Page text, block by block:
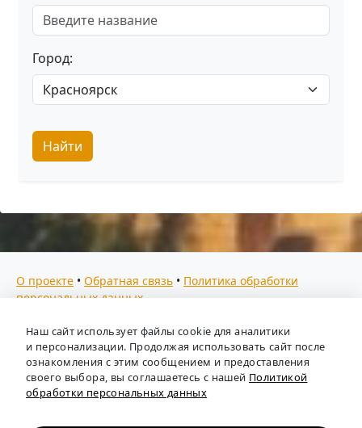
Город:
Найти
О проекте • Обратная связь • Политика обработки
персональных данных
Мы собираем отзывы, составляем рейтинги и
предоставляем всю информацию о кадровых агентствах
России. Также анализируем ключевые тенденции рынка
труда: отслеживаем динамику зарплат, уровень
безработицы и общую обстановку в отрасли, чтобы вы
Наш сайт использует файлы cookie для аналитики
и персонализации. Продолжая использовать сайт после
ознакомления с этим сообщением и предоставления
своего выбора, вы соглашаетесь с нашей Политикой
обработки персональных данных